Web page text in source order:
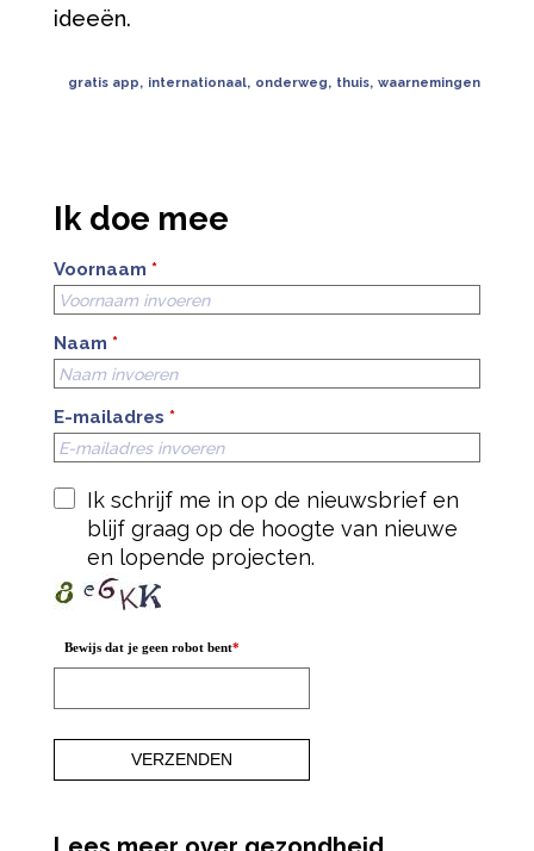
ideeën.
gratis app, internationaal, onderweg, thuis, waarnemingen
Ik doe mee
Voornaam *
Naam *
E-mailadres *
Ik schrijf me in op de nieuwsbrief en
blijf graag op de hoogte van nieuwe
en lopende projecten.
Bewijs dat je geen robot bent*